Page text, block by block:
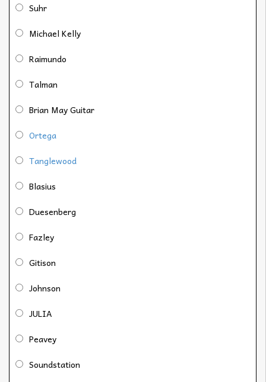
Suhr
Michael Kelly
Raimundo
Talman
Brian May Guitar
Ortega
Tanglewood
Blasius
Duesenberg
Fazley
Gitison
Johnson
JULIA
Peavey
Soundstation